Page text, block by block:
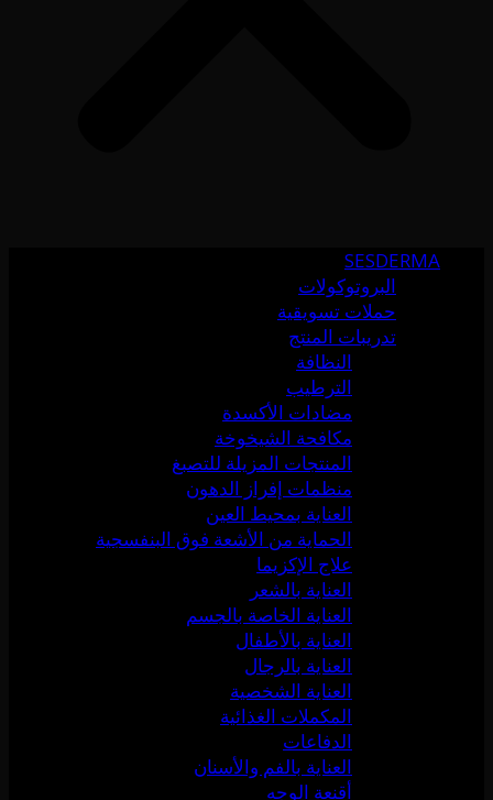
SESDERMA
البروتوكولات
حملات تسويقية
تدريبات المنتج
النظافة
الترطيب
مضادات الأكسدة
مكافحة الشيخوخة
المنتجات المزيلة للتصبغ
منظمات إفراز الدهون
العناية بمحيط العين
الحماية من الأشعة فوق البنفسجية
علاج الإكزيما
العناية بالشعر
العناية الخاصة بالجسم
العناية بالأطفال
العناية بالرجال
العناية الشخصية
المكملات الغذائية
الدفاعات
العناية بالفم والأسنان
أقنعة الوجه